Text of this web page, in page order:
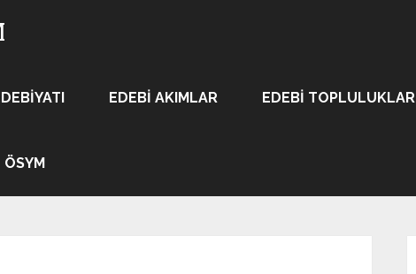
EDEBI AKIMLAR EDEBI TOPLULUKLAR
ÖSYM